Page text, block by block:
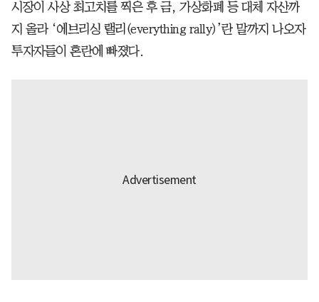
시장이 사상 최고치를 찍은 후 금, 가상화폐 등 대체 자산까
지 올라 ‘에브리싱 랠리(everything rally)’란 말까지 나오자
투자자들이 혼란에 빠졌다.